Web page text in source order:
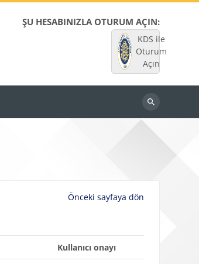
ŞU HESABINIZLA OTURUM AÇIN:
KDS ile
Oturum
Açın
Dersleri
ara
Önceki sayfaya dön
Kullanıcı onayı